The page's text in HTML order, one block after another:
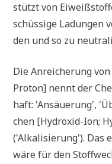
stützt von
schüs­si­ge Ladun­gen
den und so zu
Die Anrei­che­rung von
Pro­ton] nennt der
haft: 'Ansäue­rung',
chen [Hydr­oxid-Ion;
('Alka­li­sie­rung'). Das
wäre für den